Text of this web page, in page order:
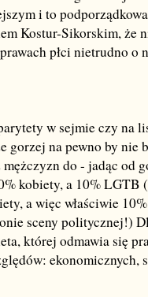
i to
Kostur-Sikorskim, że
płci nietrudno o
w sejmie czy na
gorzej na pewno by nie
mężczyzn do - jadąc od
kobiety, a 10%
a więc właściwie
sceny politycznej!)
której odmawia się
ekonomicznych,